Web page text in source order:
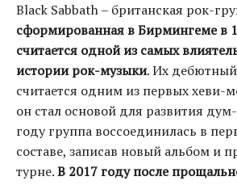
Black Sabbath – британская рок-
сформированная в Бирмингеме в
считается одной из самых
истории рок-музыки. Их
считается одним из первых хеви-
он стал основой для развития
году группа воссоединилась в
составе, записав новый альбом и
турне.В 2017 году после